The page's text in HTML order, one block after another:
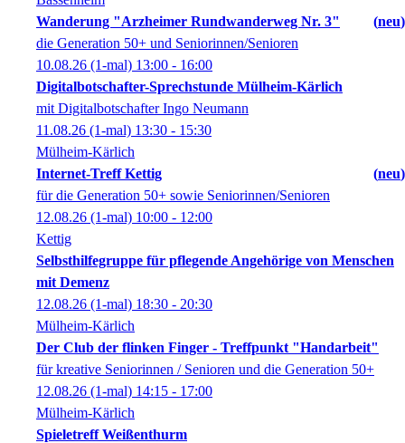
Wanderung "Arzheimer Rundwanderweg Nr. 3"
neu
die Generation 50+ und Seniorinnen/Senioren
10.08.26 (1-mal) 13:00 - 16:00
Digitalbotschafter-Sprechstunde Mülheim-Kärlich
mit Digitalbotschafter Ingo Neumann
11.08.26 (1-mal) 13:30 - 15:30
Mülheim-Kärlich
Internet-Treff Kettig
neu
für die Generation 50+ sowie Seniorinnen/Senioren
12.08.26 (1-mal) 10:00 - 12:00
Kettig
Selbsthilfegruppe für pflegende Angehörige von Menschen
mit Demenz
12.08.26 (1-mal) 18:30 - 20:30
Mülheim-Kärlich
Der Club der flinken Finger - Treffpunkt "Handarbeit"
für kreative Seniorinnen / Senioren und die Generation 50+
12.08.26 (1-mal) 14:15 - 17:00
Mülheim-Kärlich
Spieletreff Weißenthurm